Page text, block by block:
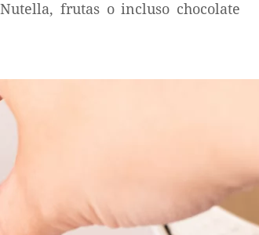
frutas o incluso chocolate